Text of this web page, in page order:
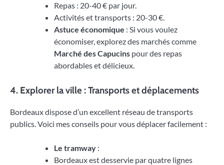
Repas : 20-40 € par jour.
Activités et transports : 20-30 €.
Astuce économique : Si vous voulez
économiser, explorez des marchés comme
Marché des Capucins pour des repas
abordables et délicieux.
4. Explorer la ville : Transports et déplacements
Bordeaux dispose d’un excellent réseau de transports
publics. Voici mes conseils pour vous déplacer facilement :
Le tramway :
Bordeaux est desservie par quatre lignes